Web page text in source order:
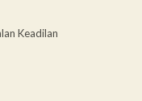
Keadilan